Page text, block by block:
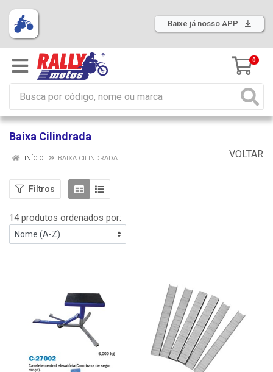
Baixe já nosso APP
0
Baixa Cilindrada
VOLTAR
INÍCIO BAIXA CILINDRADA
Filtros
14 produtos ordenados por: